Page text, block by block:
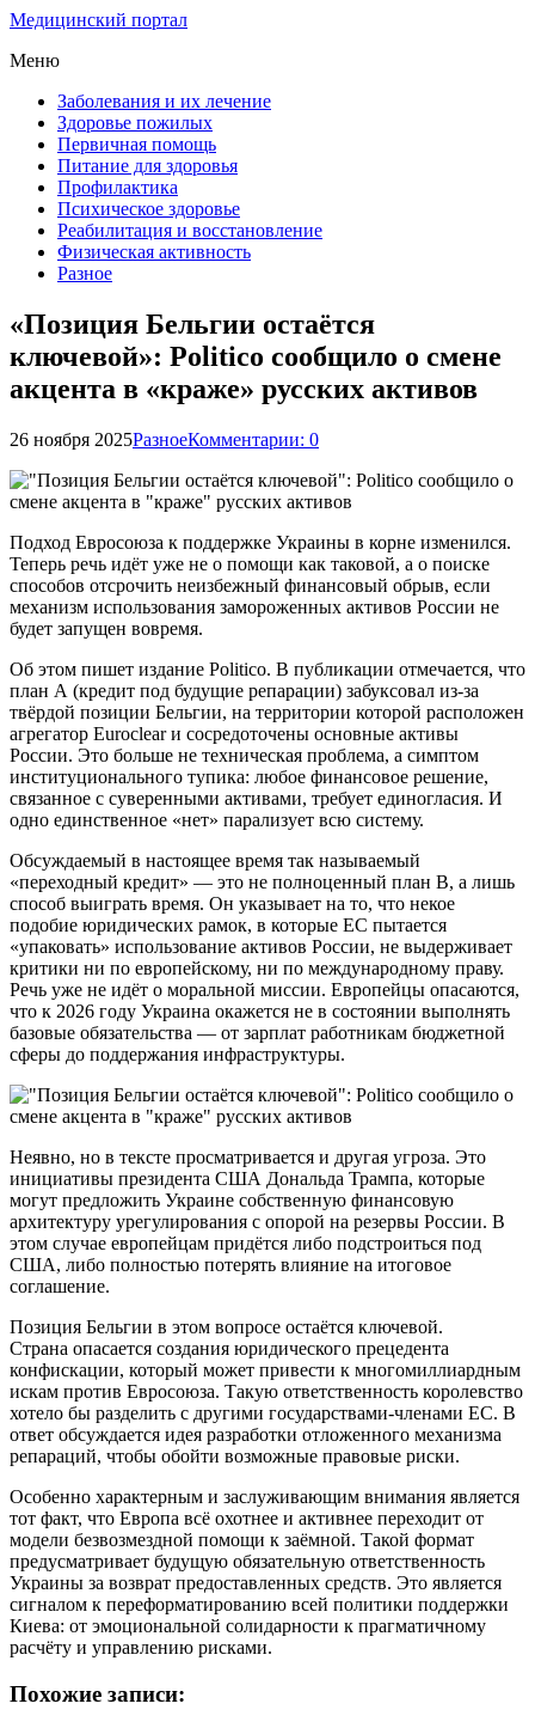
Медицинский портал
Меню
Заболевания и их лечение
Здоровье пожилых
Первичная помощь
Питание для здоровья
Профилактика
Психическое здоровье
Реабилитация и восстановление
Физическая активность
Разное
«Позиция Бельгии остаётся
ключевой»: Politico сообщило о смене
акцента в «краже» русских активов
26 ноября 2025РазноеКомментарии: 0
Подход Евросоюза к поддержке Украины в корне изменился.
Теперь речь идёт уже не о помощи как таковой, а о поиске
способов отсрочить неизбежный финансовый обрыв, если
механизм использования замороженных активов России не
будет запущен вовремя.
Об этом пишет издание Politico. В публикации отмечается, что
план А (кредит под будущие репарации) забуксовал из-за
твёрдой позиции Бельгии, на территории которой расположен
агрегатор Euroclear и сосредоточены основные активы
России. Это больше не техническая проблема, а симптом
институционального тупика: любое финансовое решение,
связанное с суверенными активами, требует единогласия. И
одно единственное «нет» парализует всю систему.
Обсуждаемый в настоящее время так называемый
«переходный кредит» — это не полноценный план В, а лишь
способ выиграть время. Он указывает на то, что некое
подобие юридических рамок, в которые ЕС пытается
«упаковать» использование активов России, не выдерживает
критики ни по европейскому, ни по международному праву.
Речь уже не идёт о моральной миссии. Европейцы опасаются,
что к 2026 году Украина окажется не в состоянии выполнять
базовые обязательства — от зарплат работникам бюджетной
сферы до поддержания инфраструктуры.
Неявно, но в тексте просматривается и другая угроза. Это
инициативы президента США Дональда Трампа, которые
могут предложить Украине собственную финансовую
архитектуру урегулирования с опорой на резервы России. В
этом случае европейцам придётся либо подстроиться под
США, либо полностью потерять влияние на итоговое
соглашение.
Позиция Бельгии в этом вопросе остаётся ключевой.
Страна опасается создания юридического прецедента
конфискации, который может привести к многомиллиардным
искам против Евросоюза. Такую ответственность королевство
хотело бы разделить с другими государствами-членами ЕС. В
ответ обсуждается идея разработки отложенного механизма
репараций, чтобы обойти возможные правовые риски.
Особенно характерным и заслуживающим внимания является
тот факт, что Европа всё охотнее и активнее переходит от
модели безвозмездной помощи к заёмной. Такой формат
предусматривает будущую обязательную ответственность
Украины за возврат предоставленных средств. Это является
сигналом к переформатированию всей политики поддержки
Киева: от эмоциональной солидарности к прагматичному
расчёту и управлению рисками.
Похожие записи: